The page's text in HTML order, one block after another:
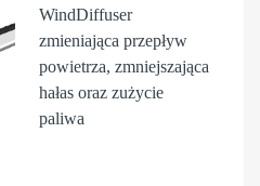
WindDiffuser
zmieniająca przepływ
powietrza, zmniejszająca
hałas oraz zużycie
paliwa